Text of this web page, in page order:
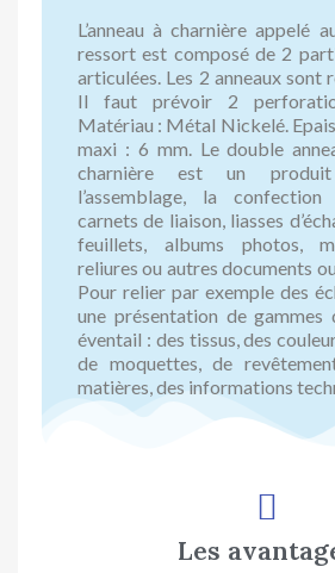
L’anneau à charnière appelé
ressort est composé de 2
articulées. Les 2 anneaux sont
Il faut prévoir 2
Matériau : Métal Nickelé.
maxi : 6 mm. Le double
charnière est un
l’assemblage, la
carnets de liaison, liasses
feuillets, albums photos,
reliures ou autres documents
Pour relier par exemple des
une présentation de gammes
éventail : des tissus, des
de moquettes, de
matières, des informations
Les